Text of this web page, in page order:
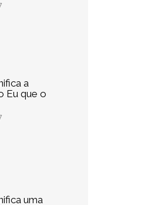
a
Eu que o
uma